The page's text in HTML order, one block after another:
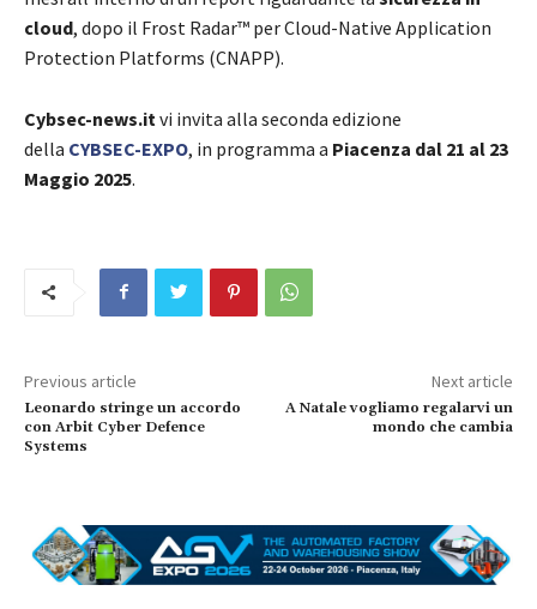
cloud, dopo il Frost Radar™ per Cloud-Native Application
Protection Platforms (CNAPP).
Cybsec-news.it vi invita alla seconda edizione
della CYBSEC-EXPO, in programma a Piacenza dal 21 al 23
Maggio 2025.
Previous article
Leonardo stringe un accordo
con Arbit Cyber Defence
Systems
Next article
A Natale vogliamo regalarvi un
mondo che cambia